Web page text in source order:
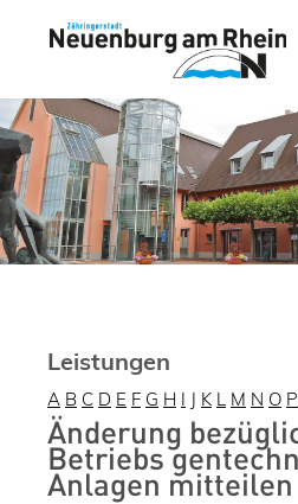
Leistungen
A B C D E F G H I J K L M N O P
Änderung
Betriebs
Anlagen mitteilen